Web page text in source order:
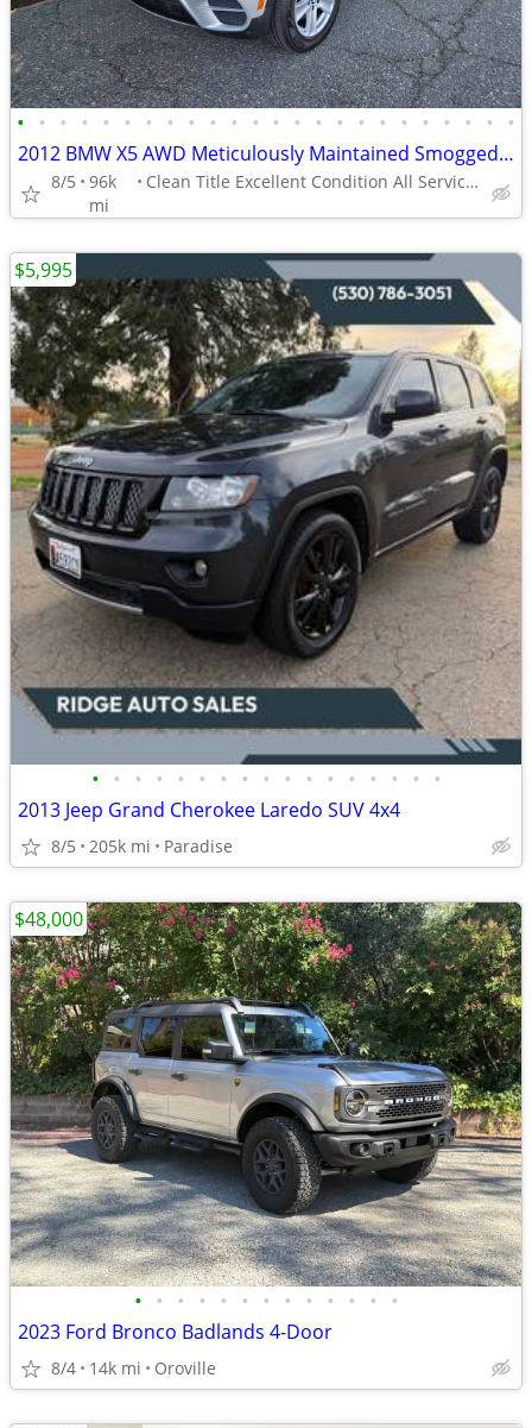
• • • • • • • • • • • • • • • • • • • • • • • •
2012 BMW X5 AWD Meticulously Maintained Smogged Low Miles 96k Mi.
8/5
96k
mi
Clean Title Excellent Condition All Service Records
• • • • • • • • • • • • • • • • •
2013 Jeep Grand Cherokee Laredo SUV 4x4
8/5 205k mi Paradise
$5,995
• • • • • • • • • • • • •
2023 Ford Bronco Badlands 4-Door
8/4 14k mi Oroville
$48,000